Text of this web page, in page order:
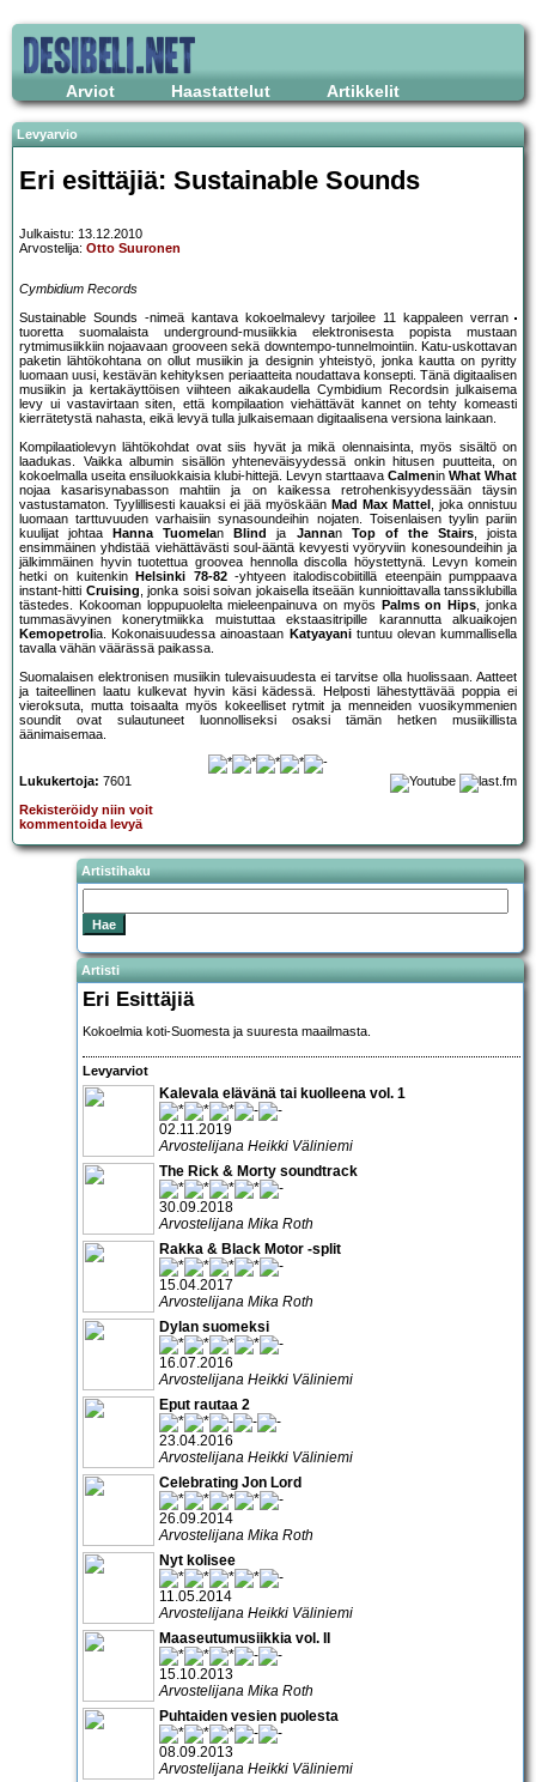
Arviot Haastattelut Artikkelit
Levyarvio
Eri esittäjiä: Sustainable Sounds
Julkaistu: 13.12.2010
Arvostelija: Otto Suuronen
Cymbidium Records
Sustainable Sounds -nimeä kantava kokoelmalevy tarjoilee 11 kappaleen verran
tuoretta suomalaista underground-musiikkia elektronisesta popista mustaan
rytmimusiikkiin nojaavaan grooveen sekä downtempo-tunnelmointiin. Katu-uskottavan
paketin lähtökohtana on ollut musiikin ja designin yhteistyö, jonka kautta on pyritty
luomaan uusi, kestävän kehityksen periaatteita noudattava konsepti. Tänä digitaalisen
musiikin ja kertakäyttöisen viihteen aikakaudella Cymbidium Recordsin julkaisema
levy ui vastavirtaan siten, että kompilaation viehättävät kannet on tehty komeasti
kierrätetystä nahasta, eikä levyä tulla julkaisemaan digitaalisena versiona lainkaan.
Kompilaatiolevyn lähtökohdat ovat siis hyvät ja mikä olennaisinta, myös sisältö on
laadukas. Vaikka albumin sisällön yhteneväisyydessä onkin hitusen puutteita, on
kokoelmalla useita ensiluokkaisia klubi-hittejä. Levyn starttaava Calmenin What What
nojaa kasarisynabasson mahtiin ja on kaikessa retrohenkisyydessään täysin
vastustamaton. Tyylillisesti kauaksi ei jää myöskään Mad Max Mattel , joka onnistuu
luomaan tarttuvuuden varhaisiin synasoundeihin nojaten. Toisenlaisen tyylin pariin
kuulijat johtaa
Hanna Tuomelan Blind ja Jannan Top of the Stairs, joista
ensimmäinen yhdistää viehättävästi soul-ääntä kevyesti vyöryviin konesoundeihin ja
jälkimmäinen hyvin tuotettua groovea hennolla discolla höystettynä. Levyn komein
hetki on kuitenkin
Helsinki 78-82-yhtyeen italodiscobiitillä eteenpäin pumppaava
instant-hitti Cruising, jonka soisi soivan jokaisella itseään kunnioittavalla tanssiklubilla
tästedes. Kokooman loppupuolelta mieleenpainuva on myös
Palms on Hips, jonka
tummasävyinen konerytmiikka muistuttaa ekstaasitripille karannutta alkuaikojen
Kemopetrol ia. Kokonaisuudessa ainoastaan Katyayanituntuu olevan kummallisella
tavalla vähän väärässä paikassa.
Suomalaisen elektronisen musiikin tulevaisuudesta ei tarvitse olla huolissaan. Aatteet
ja taiteellinen laatu kulkevat hyvin käsi kädessä. Helposti lähestyttävää poppia ei
vieroksuta, mutta toisaalta myös kokeelliset rytmit ja menneiden vuosikymmenien
soundit ovat sulautuneet luonnolliseksi osaksi tämän hetken musiikillista
äänimaisemaa.
Lukukertoja: 7601
Rekisteröidy niin voit
kommentoida levyä
Artistihaku
Artisti
Eri Esittäjiä
Kokoelmia koti-Suomesta ja suuresta maailmasta.
Levyarviot
Kalevala elävänä tai kuolleena vol. 1
02.11.2019
Arvostelijana Heikki Väliniemi
The Rick & Morty soundtrack
30.09.2018
Arvostelijana Mika Roth
Rakka & Black Motor -split
15.04.2017
Arvostelijana Mika Roth
Dylan suomeksi
16.07.2016
Arvostelijana Heikki Väliniemi
Eput rautaa 2
23.04.2016
Arvostelijana Heikki Väliniemi
Celebrating Jon Lord
26.09.2014
Arvostelijana Mika Roth
Nyt kolisee
11.05.2014
Arvostelijana Heikki Väliniemi
Maaseutumusiikkia vol. II
15.10.2013
Arvostelijana Mika Roth
Puhtaiden vesien puolesta
08.09.2013
Arvostelijana Heikki Väliniemi